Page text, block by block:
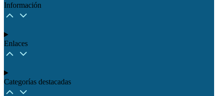
Información
Enlaces
Categorías destacadas​